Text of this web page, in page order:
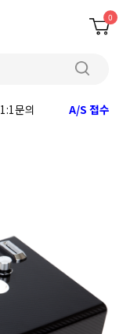
0
1:1문의 A/S 접수